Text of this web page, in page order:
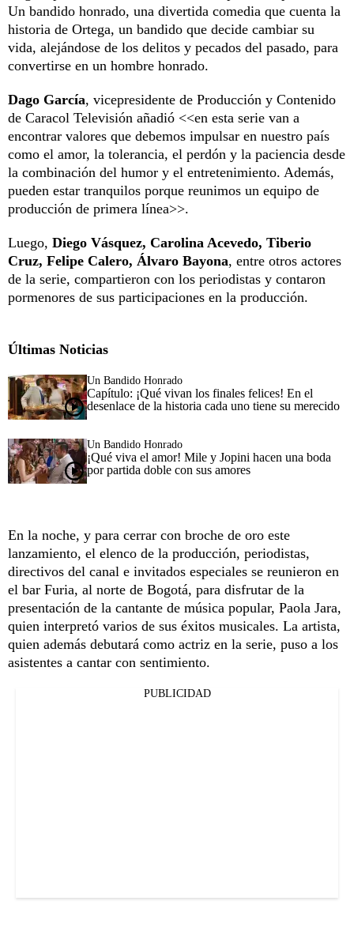
Un bandido honrado, una divertida comedia que cuenta la
historia de Ortega, un bandido que decide cambiar su
vida, alejándose de los delitos y pecados del pasado, para
convertirse en un hombre honrado.
Dago García, vicepresidente de Producción y Contenido
de Caracol Televisión añadió <<en esta serie van a
encontrar valores que debemos impulsar en nuestro país
como el amor, la tolerancia, el perdón y la paciencia desde
la combinación del humor y el entretenimiento. Además,
pueden estar tranquilos porque reunimos un equipo de
producción de primera línea>>.
Luego, Diego Vásquez, Carolina Acevedo, Tiberio
Cruz, Felipe Calero, Álvaro Bayona, entre otros actores
de la serie, compartieron con los periodistas y contaron
pormenores de sus participaciones en la producción.
Últimas Noticias
Un Bandido Honrado
Capítulo: ¡Qué vivan los finales felices! En el
desenlace de la historia cada uno tiene su merecido
Un Bandido Honrado
¡Qué viva el amor! Mile y Jopini hacen una boda
por partida doble con sus amores
En la noche, y para cerrar con broche de oro este
lanzamiento, el elenco de la producción, periodistas,
directivos del canal e invitados especiales se reunieron en
el bar Furia, al norte de Bogotá, para disfrutar de la
presentación de la cantante de música popular, Paola Jara,
quien interpretó varios de sus éxitos musicales. La artista,
quien además debutará como actriz en la serie, puso a los
asistentes a cantar con sentimiento.
PUBLICIDAD